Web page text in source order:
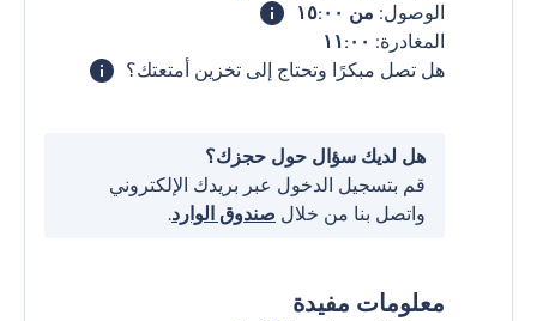
الوصول: من ١٥:٠٠
المغادرة: ١١:٠٠
هل تصل مبكرًا وتحتاج إلى تخزين أمتعتك؟
هل لديك سؤال حول حجزك؟
قم بتسجيل الدخول عبر بريدك الإلكتروني
واتصل بنا من خلال صندوق الوارد.
معلومات مفيدة